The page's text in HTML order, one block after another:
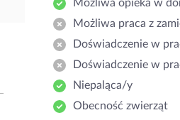
Możliwa opieka w
Możliwa praca z
Doświadczenie w
Doświadczenie w
Niepaląca/y
Obecność zwierząt